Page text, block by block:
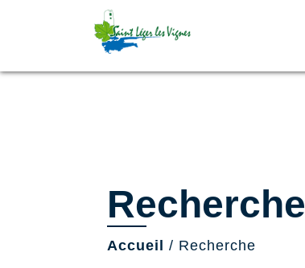
Recherche
Accueil / Recherche